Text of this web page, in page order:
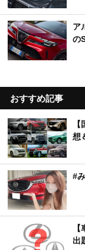
ア
の
おすすめ記事
想
#
出